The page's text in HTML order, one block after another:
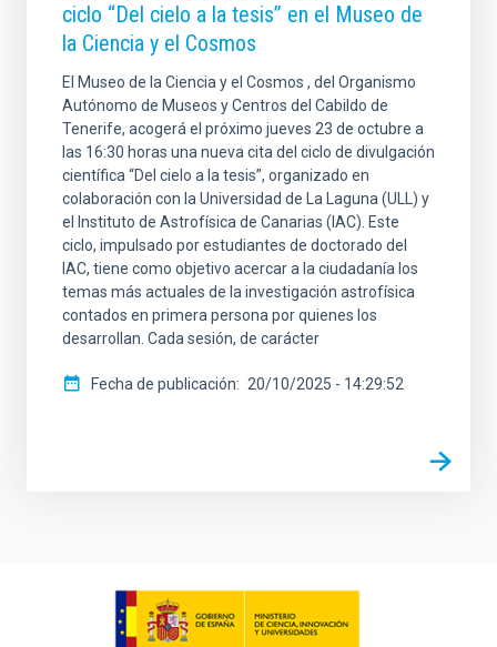
ciclo “Del cielo a la tesis” en el Museo de
la Ciencia y el Cosmos
El Museo de la Ciencia y el Cosmos , del Organismo
Autónomo de Museos y Centros del Cabildo de
Tenerife, acogerá el próximo jueves 23 de octubre a
las 16:30 horas una nueva cita del ciclo de divulgación
científica “Del cielo a la tesis”, organizado en
colaboración con la Universidad de La Laguna (ULL) y
el Instituto de Astrofísica de Canarias (IAC). Este
ciclo, impulsado por estudiantes de doctorado del
IAC, tiene como objetivo acercar a la ciudadanía los
temas más actuales de la investigación astrofísica
contados en primera persona por quienes los
desarrollan. Cada sesión, de carácter
Fecha de publicación 20/10/2025 - 14:29:52